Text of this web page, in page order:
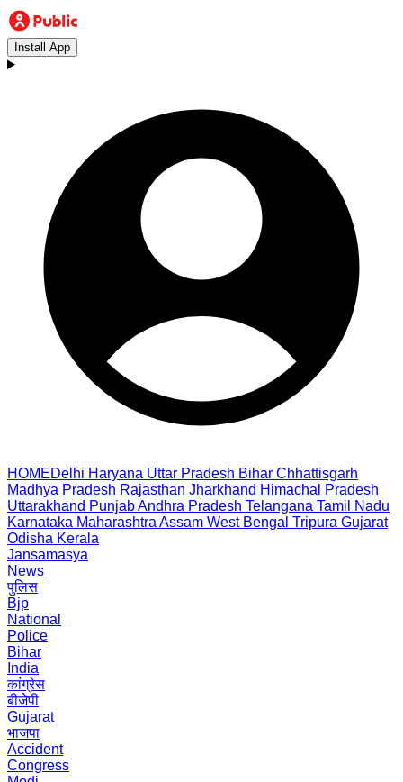
Install App
HOMEDelhi Haryana Uttar Pradesh Bihar Chhattisgarh
Madhya Pradesh Rajasthan Jharkhand Himachal Pradesh
Uttarakhand PunjabAndhra Pradesh Telangana Tamil Nadu
Karnataka Maharashtra Assam West Bengal Tripura Gujarat
Odisha Kerala
Jansamasya
News
पुलिस
Bjp
National
Police
Bihar
India
कांग्रेस
बीजेपी
Gujarat
भाजपा
Accident
Congress